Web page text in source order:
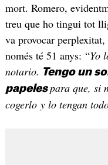
mort. Romero,
treu que ho tingui tot
va provocar
només té 51 anys: “Yo
notario. Tengo un
papelespara que, si
cogerlo y lo tengan